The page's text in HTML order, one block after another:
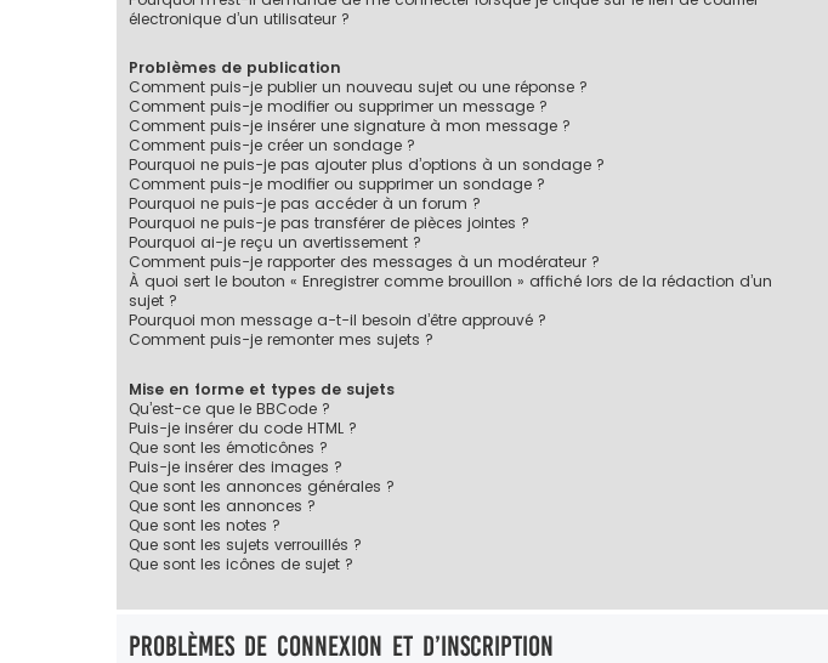
électronique d’un utilisateur ?
Problèmes de publication
Comment puis-je publier un nouveau sujet ou une réponse ?
Comment puis-je modifier ou supprimer un message ?
Comment puis-je insérer une signature à mon message ?
Comment puis-je créer un sondage ?
Pourquoi ne puis-je pas ajouter plus d’options à un sondage ?
Comment puis-je modifier ou supprimer un sondage ?
Pourquoi ne puis-je pas accéder à un forum ?
Pourquoi ne puis-je pas transférer de pièces jointes ?
Pourquoi ai-je reçu un avertissement ?
Comment puis-je rapporter des messages à un modérateur ?
À quoi sert le bouton « Enregistrer comme brouillon » affiché lors de la rédaction d’un
sujet ?
Pourquoi mon message a-t-il besoin d’être approuvé ?
Comment puis-je remonter mes sujets ?
Mise en forme et types de sujets
Qu’est-ce que le BBCode ?
Puis-je insérer du code HTML ?
Que sont les émoticônes ?
Puis-je insérer des images ?
Que sont les annonces générales ?
Que sont les annonces ?
Que sont les notes ?
Que sont les sujets verrouillés ?
Que sont les icônes de sujet ?
Problèmes de connexion et d’inscription